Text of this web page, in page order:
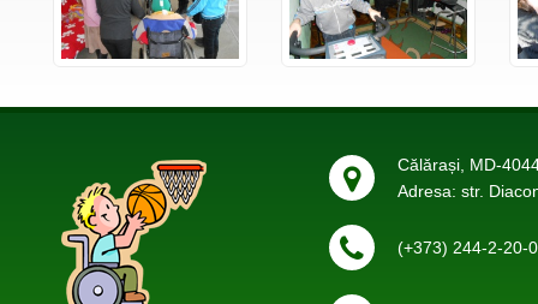
Călărași, MD-
Adresa: str.
(+373) 244-2-20-